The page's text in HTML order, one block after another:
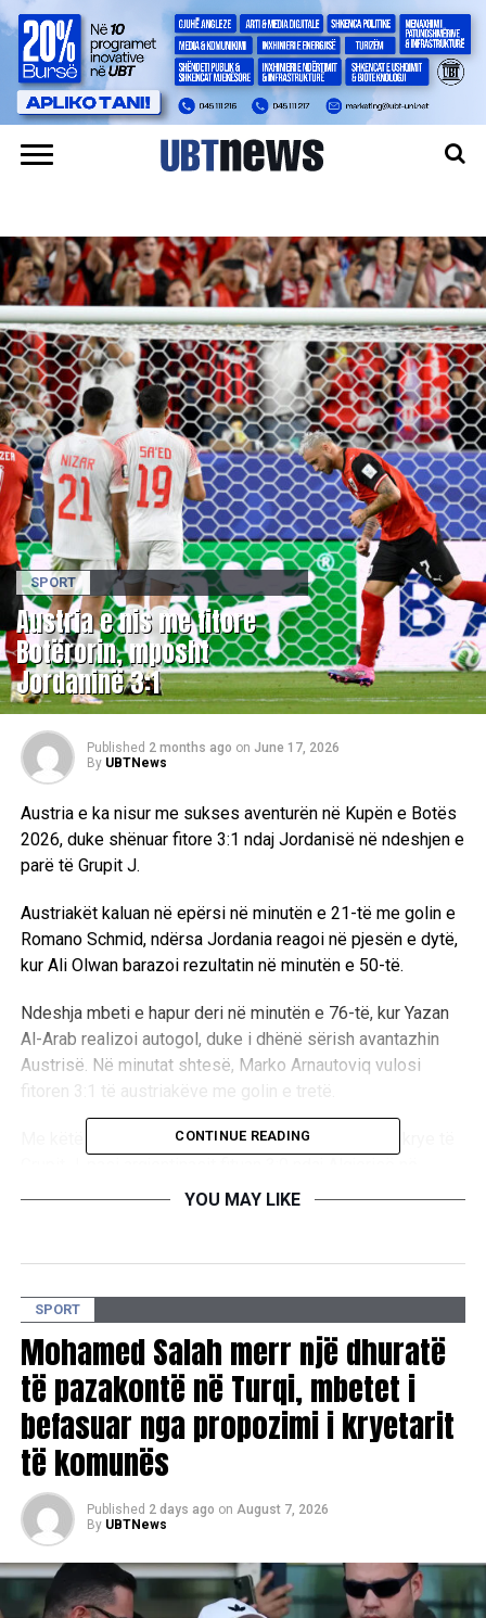
SPORT
Austria e nis me fitore
Botërorin, mposht
Jordaninë 3:1
Published 2 months ago on June 17, 2026
By UBTNews
Austria e ka nisur me sukses aventurën në Kupën e Botës
2026, duke shënuar fitore 3:1 ndaj Jordanisë në ndeshjen e
parë të Grupit J.
Austriakët kaluan në epërsi në minutën e 21-të me golin e
Romano Schmid, ndërsa Jordania reagoi në pjesën e dytë,
kur Ali Olwan barazoi rezultatin në minutën e 50-të.
Ndeshja mbeti e hapur deri në minutën e 76-të, kur Yazan
Al-Arab realizoi autogol, duke i dhënë sërish avantazhin
Austrisë. Në minutat shtesë, Marko Arnautoviq vulosi
fitoren 3:1 të austriakëve me golin e tretë.
Me këtë triumf, Austria i bashkohet Argjentinës në krye të
ndeshjen tjetër të grupit.
kohës së Kosovës, ndërsa Austria mori tre pikë të
direkt.
RELATED TOPICS:
UP NEXT
Malisheva dhe Ballkani mësojnë kundërshtarët në Ligën
e Konferencës
DON'T MISS
Messi shkëlqen me “hat-trick” në fitoren e Argjentinës
ndaj Algjerisë
CONTINUE READING
YOU MAY LIKE
SPORT
Mohamed Salah merr një dhuratë
të pazakontë në Turqi, mbetet i
befasuar nga propozimi i kryetarit
të komunës
Published 2 days ago on August 7, 2026
By UBTNews